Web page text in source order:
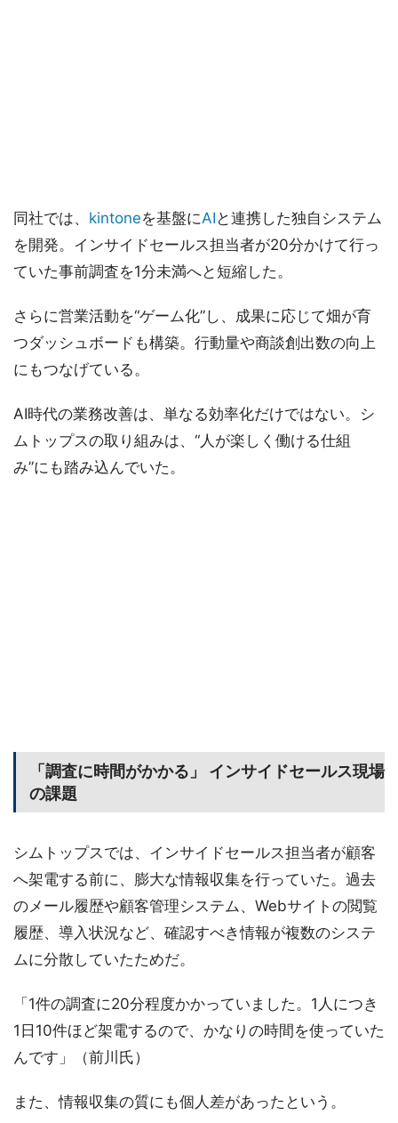
同社では、 kintoneを基盤にAI と連携した独自システム
を開発。インサイドセールス担当者が20分かけて行っ
ていた事前調査を1分未満へと短縮した。
さらに営業活動を“ゲーム化”し、成果に応じて畑が育
つダッシュボードも構築。行動量や商談創出数の向上
にもつなげている。
AI時代の業務改善は、単なる効率化だけではない。シ
ムトップスの取り組みは、“人が楽しく働ける仕組
み”にも踏み込んでいた。
「調査に時間がかかる」 インサイドセールス現場
の課題
シムトップスでは、インサイドセールス担当者が顧客
へ架電する前に、膨大な情報収集を行っていた。過去
のメール履歴や顧客管理システム、Webサイトの閲覧
履歴、導入状況など、確認すべき情報が複数のシステ
ムに分散していたためだ。
「1件の調査に20分程度かかっていました。1人につき
1日10件ほど架電するので、かなりの時間を使っていた
んです」（前川氏）
また、情報収集の質にも個人差があったという。